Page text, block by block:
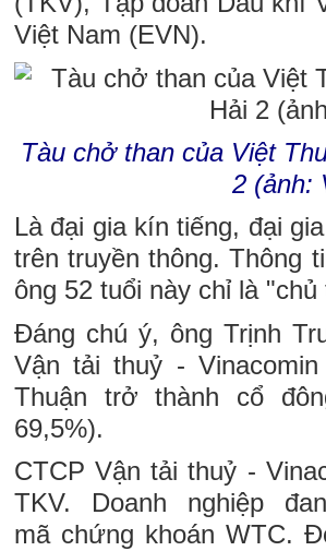
Việt Nam (EVN).
Tàu chở than của Việt
2 (ảnh:
Là đại gia kín tiếng, đại
trên truyền thông. Thông
ông 52 tuổi này chỉ là
Đáng chú ý, ông Trịnh
Vận tải thuỷ -
Thuận trở thành cổ
69,5%).
CTCP Vận tải thuỷ -
TKV. Doanh nghiệp
mã chứng khoán WTC.